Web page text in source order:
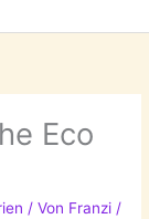
Eco
/ Von Franzi/